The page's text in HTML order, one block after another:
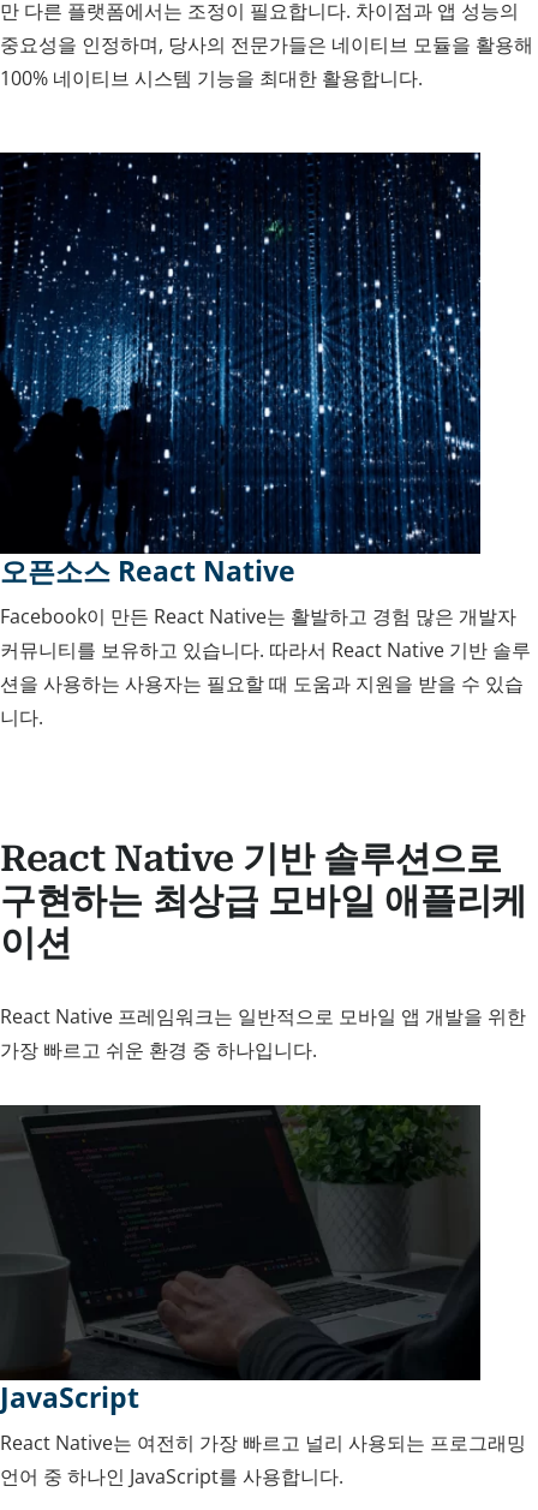
만 다른 플랫폼에서는 조정이 필요합니다. 차이점과 앱 성능의
중요성을 인정하며, 당사의 전문가들은 네이티브 모듈을 활용해
100% 네이티브 시스템 기능을 최대한 활용합니다.
오픈소스 React Native
Facebook이 만든 React Native는 활발하고 경험 많은 개발자
커뮤니티를 보유하고 있습니다. 따라서 React Native 기반 솔루
션을 사용하는 사용자는 필요할 때 도움과 지원을 받을 수 있습
니다.
React Native 기반 솔루션으로
구현하는 최상급 모바일 애플리케
이션
React Native 프레임워크는 일반적으로 모바일 앱 개발을 위한
가장 빠르고 쉬운 환경 중 하나입니다.
JavaScript
React Native는 여전히 가장 빠르고 널리 사용되는 프로그래밍
언어 중 하나인 JavaScript를 사용합니다.